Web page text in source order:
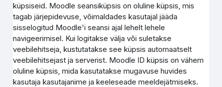
küpsiseid. Moodle seansiküpsis on oluline küpsis, mis
tagab järjepidevuse, võimaldades kasutajal jääda
sisselogitud Moodle'i seansi ajal lehelt lehele
navigeerimisel. Kui logitakse välja või suletakse
veebilehitseja, kustutatakse see küpsis automaatselt
veebilehitsejast ja serverist. Moodle ID küpsis on vähem
oluline küpsis, mida kasutatakse mugavuse huvides
kasutaja kasutajanime ja keeleseade meeldejätmiseks.